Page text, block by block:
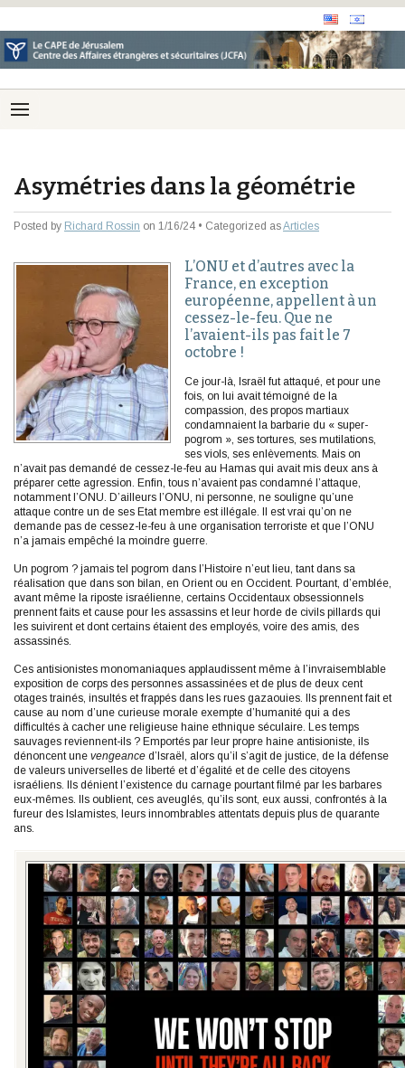
Asymétries dans la géométrie
Posted by Richard Rossin on 1/16/24 • Categorized asArticles
L’ONU et d’autres avec la
France, en exception
européenne, appellent à un
cessez-le-feu. Que ne
l’avaient-ils pas fait le 7
octobre !
Ce jour-là, Israël fut attaqué, et pour une
fois, on lui avait témoigné de la
compassion, des propos martiaux
condamnaient la barbarie du « super-
pogrom », ses tortures, ses mutilations,
ses viols, ses enlèvements. Mais on
n’avait pas demandé de cessez-le-feu au Hamas qui avait mis deux ans à
préparer cette agression. Enfin, tous n’avaient pas condamné l’attaque,
notamment l’ONU. D’ailleurs l’ONU, ni personne, ne souligne qu’une
attaque contre un de ses Etat membre est illégale. Il est vrai qu’on ne
demande pas de cessez-le-feu à une organisation terroriste et que l’ONU
n’a jamais empêché la moindre guerre.
Un pogrom ? jamais tel pogrom dans l’Histoire n’eut lieu, tant dans sa
réalisation que dans son bilan, en Orient ou en Occident. Pourtant, d’emblée,
avant même la riposte israélienne, certains Occidentaux obsessionnels
prennent faits et cause pour les assassins et leur horde de civils pillards qui
les suivirent et dont certains étaient des employés, voire des amis, des
assassinés.
Ces antisionistes monomaniaques applaudissent même à l’invraisemblable
exposition de corps des personnes assassinées et de plus de deux cent
otages trainés, insultés et frappés dans les rues gazaouies. Ils prennent fait et
cause au nom d’une curieuse morale exempte d’humanité qui a des
difficultés à cacher une religieuse haine ethnique séculaire. Les temps
sauvages reviennent-ils ? Emportés par leur propre haine antisioniste, ils
dénoncent une vengeance d’Israël, alors qu’il s’agit de justice, de la défense
de valeurs universelles de liberté et d’égalité et de celle des citoyens
israéliens. Ils dénient l’existence du carnage pourtant filmé par les barbares
eux-mêmes. Ils oublient, ces aveuglés, qu’ils sont, eux aussi, confrontés à la
fureur des Islamistes, leurs innombrables attentats depuis plus de quarante
ans.